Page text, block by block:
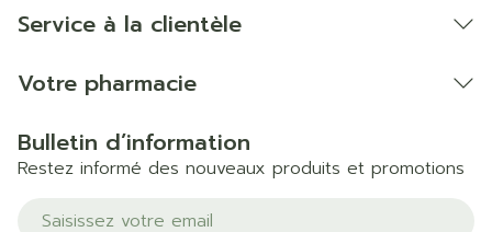
Service à la clientèle
Votre pharmacie
Bulletin d’information
Restez informé des nouveaux produits et promotions
Adresse mail